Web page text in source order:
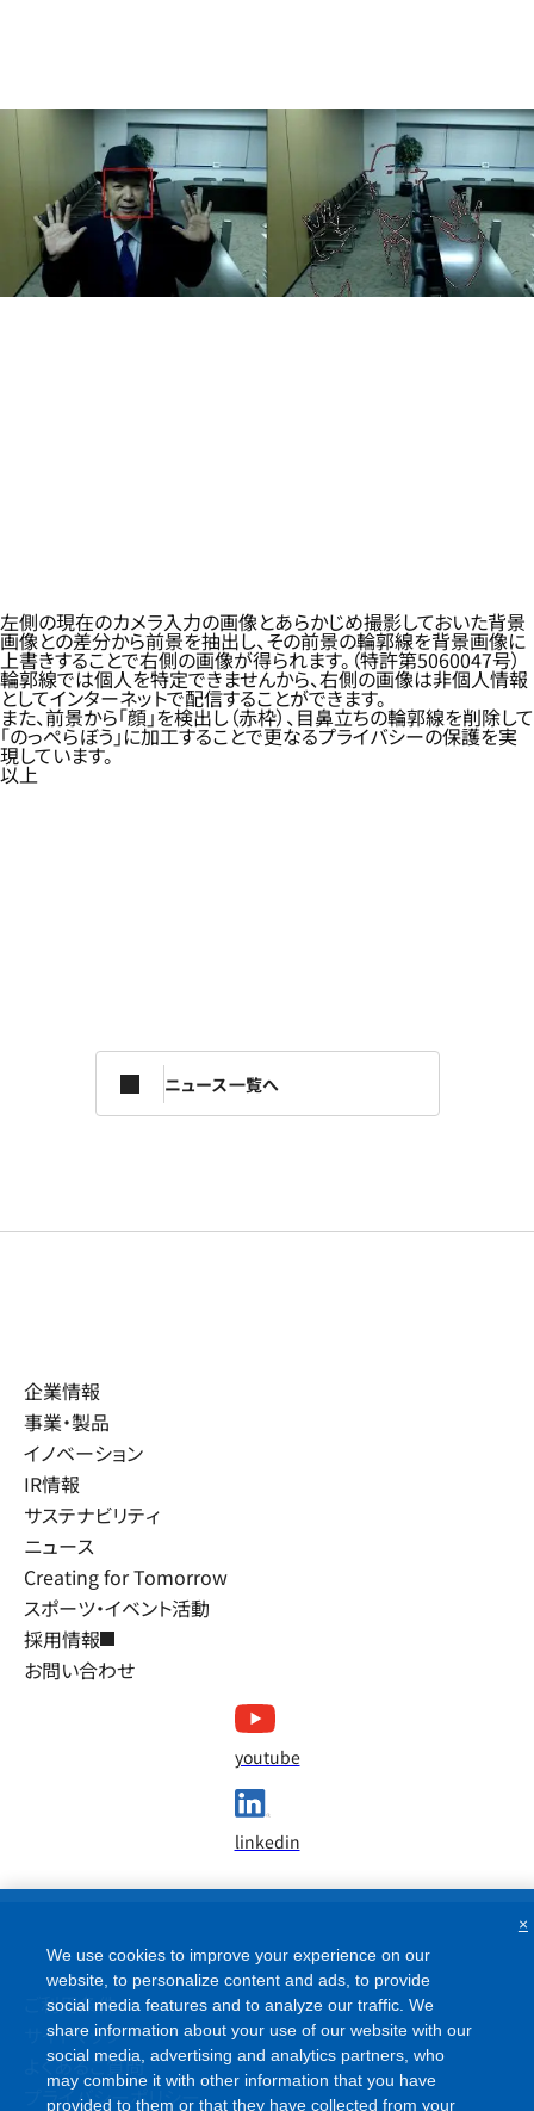
左側の現在のカメラ入力の画像とあらかじめ撮影しておいた背景
画像との差分から前景を抽出し、その前景の輪郭線を背景画像に
上書きすることで右側の画像が得られます。（特許第5060047号）
輪郭線では個人を特定できませんから、右側の画像は非個人情報
としてインターネットで配信することができます。
また、前景から「顔」を検出し（赤枠）、目鼻立ちの輪郭線を削除して
「のっぺらぼう」に加工することで更なるプライバシーの保護を実
現しています。
以上
ニュース一覧へ
企業情報
事業・製品
イノベーション
IR情報
サステナビリティ
ニュース
Creating for Tomorrow
スポーツ・イベント活動
採用情報
お問い合わせ
youtube
linkedin
ご利用条件
サイトマップ
よくあるご質問
プライバシーポリシー
We use cookies to improve your experience on our
website, to personalize content and ads, to provide
social media features and to analyze our traffic. We
share information about your use of our website with our
social media, advertising and analytics partners, who
may combine it with other information that you have
provided to them or that they have collected from your
×